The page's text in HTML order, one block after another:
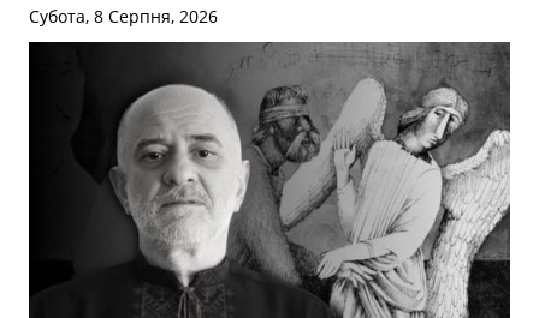
Субота, 8 Серпня, 2026